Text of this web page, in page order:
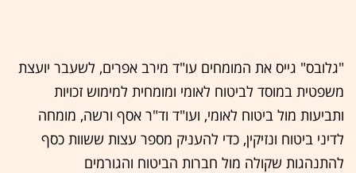
"גלובס" גייס את המומחים עו"ד מירב אפרים, לשעבר יועצת
משפטית במוסד לביטוח לאומי ומומחית למימוש זכויות
ותביעות מול ביטוח לאומי, ועו"ד וד"ר אסף ורשה, מומחה
לדיני ביטוח ונזיקין, כדי להעניק מספר עצות ששוות כסף
להתנהגות שקולה מול חברות הביטוח והגורמים